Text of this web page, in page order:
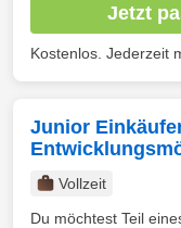
Jetzt
Kostenlos. Jederzeit
Junior
Vollzeit
Du möchtest Teil